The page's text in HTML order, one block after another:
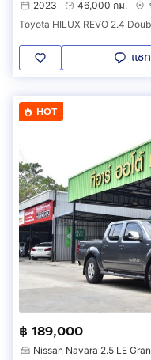
2023
46,000 กม.
Toyota HILUX REVO 2.4
แชท
HOT
฿ 189,000
Nissan Navara 2.5 LE